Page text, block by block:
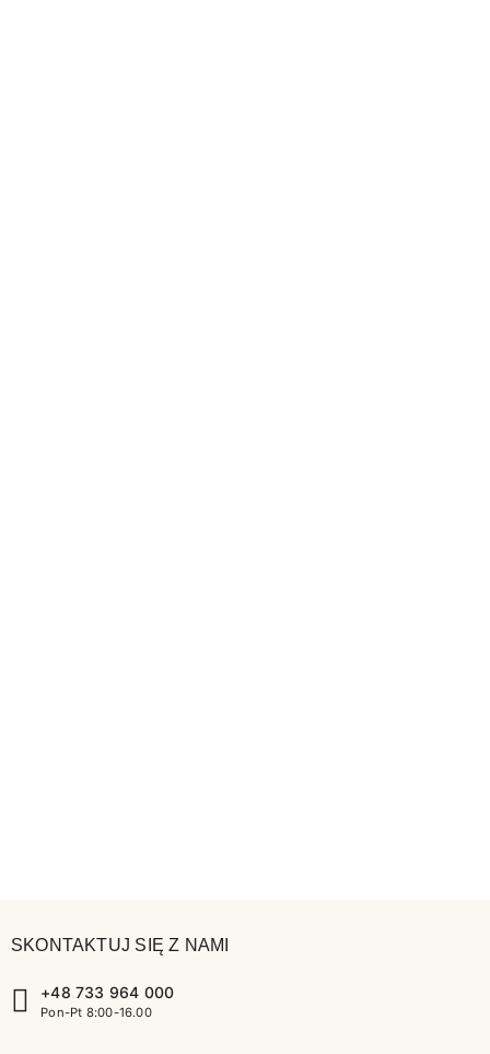
SKONTAKTUJ SIĘ Z NAMI
+48 733 964 000
Pon-Pt 8:00-16.00